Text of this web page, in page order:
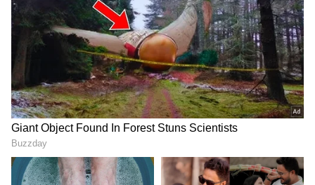
Image Credit :Getty
ಸಮಸ್ಯೆ ಪರಿಹರಿಸಲು ಟೈಪ್ ಸಿ ಚಾರ್ಜರ್
ಟೈಪ್-ಎ ಮತ್ತು ಟೈಪ್-ಬಿ ಚಾರ್ಜಿಂಗ್‌ನಲ್ಲಿದ್ದ ದೊಡ್ಡ
ಸಮಸ್ಯೆಯನ್ನು ಪರಿಹರಿಸಲು ಟೈಪ್-ಸಿ ಚಾರ್ಜಿಂಗ್ ಅನ್ನು